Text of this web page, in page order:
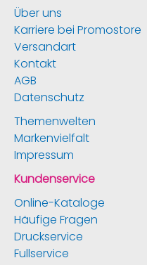
Über uns
Karriere bei Promostore
Versandart
Kontakt
AGB
Datenschutz
Themenwelten
Markenvielfalt
Impressum
Kundenservice
Online-Kataloge
Häufige Fragen
Druckservice
Fullservice